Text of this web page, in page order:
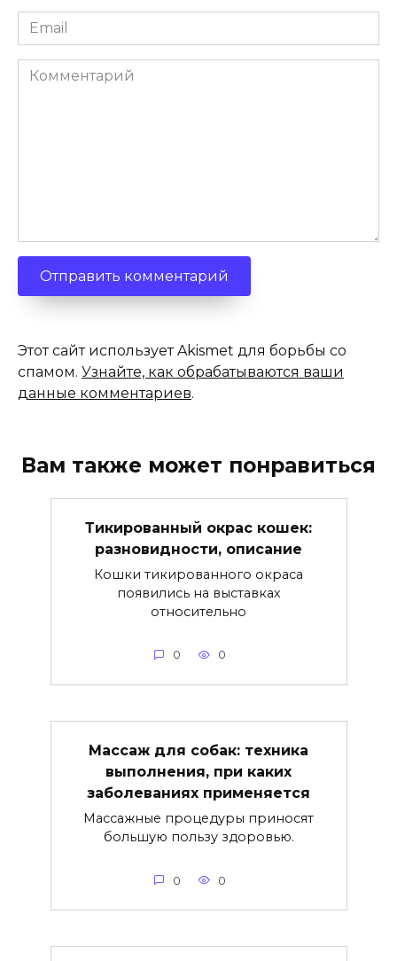
Email
*
Комментарий
Этот сайт использует Akismet для борьбы со
спамом. Узнайте, как обрабатываются ваши
данные комментариев.
Вам также может понравиться
Тикированный окрас кошек:
разновидности, описание
Кошки тикированного окраса
появились на выставках
относительно
0 0
Массаж для собак: техника
выполнения, при каких
заболеваниях применяется
Массажные процедуры приносят
большую пользу здоровью.
0 0